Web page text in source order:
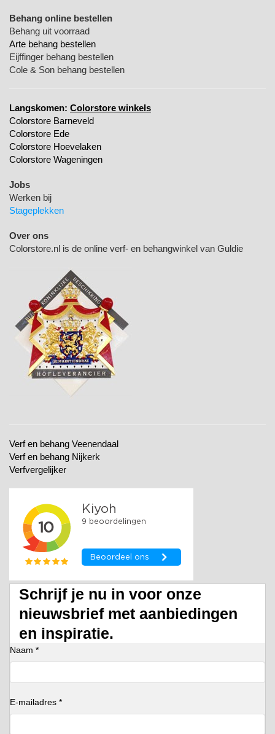
Behang online bestellen
Behang uit voorraad
Arte behang bestellen
Eijffinger behang bestellen
Cole & Son behang bestellen
Langskomen: Colorstore winkels
Colorstore Barneveld
Colorstore Ede
Colorstore Hoevelaken
Colorstore Wageningen
Jobs
Werken bij
Stageplekken
Over ons
Colorstore.nl is de online verf- en behangwinkel van Guldie
Verf en behang Veenendaal
Verf en behang Nijkerk
Verfvergelijker
Schrijf je nu in voor onze
nieuwsbrief met aanbiedingen
en inspiratie.
Naam *
E-mailadres *